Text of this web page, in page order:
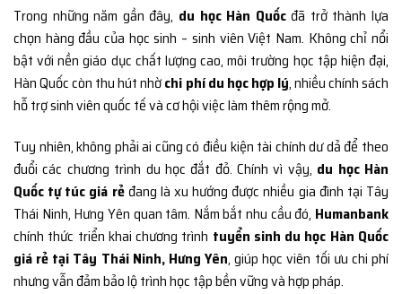
Trong những năm gần đây, du học Hàn Quốcđã trở thành lựa
chọn hàng đầu của học sinh – sinh viên Việt Nam. Không chỉ nổi
bật với nền giáo dục chất lượng cao, môi trường học tập hiện đại,
Hàn Quốc còn thu hút nhờchi phí du học hợp lý, nhiều chính sách
hỗ trợ sinh viên quốc tế và cơ hội việc làm thêm rộng mở.
Tuy nhiên, không phải ai cũng có điều kiện tài chính dư dả để theo
đuổi các chương trình du học đắt đỏ. Chính vì vậy, du học Hàn
Quốc tự túc giá rẻđang là xu hướng được nhiều gia đình tại Tây
Thái Ninh, Hưng Yên quan tâm. Nắm bắt nhu cầu đó, Humanbank
chính thức triển khai chương trình tuyển sinh du học Hàn Quốc
giá rẻ tại Tây Thái Ninh, Hưng Yên, giúp học viên tối ưu chi phí
nhưng vẫn đảm bảo lộ trình học tập bền vững và hợp pháp.